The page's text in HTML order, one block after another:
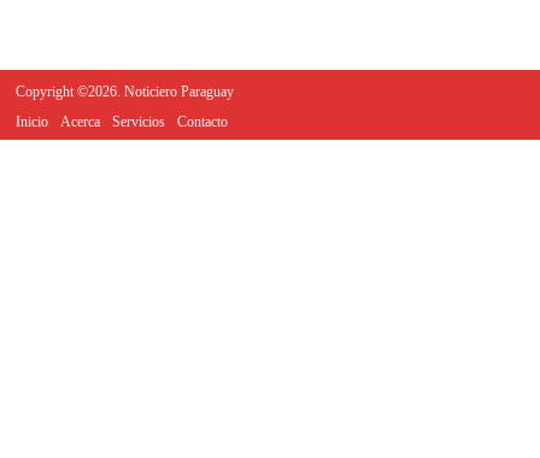
Copyright ©2026. Noticiero Paraguay
Inicio
Acerca Servicios Contacto